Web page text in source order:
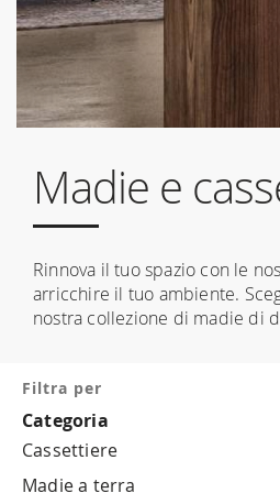
Madie e
Rinnova il tuo spazio con le
arricchire il tuo ambiente.
nostra collezione di madie di
Filtra per
Categoria
Cassettiere
Madie a terra